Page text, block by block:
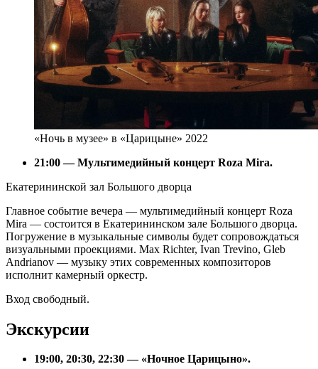
«Ночь в музее» в «Царицыне» 2022
21:00 — Мультимедийный концерт Roza Mira.
Екатерининской зал Большого дворца
Главное событие вечера — мультимедийный концерт Roza
Mira — состоится в Екатерининском зале Большого дворца.
Погружение в музыкальные символы будет сопровождаться
визуальными проекциями. Max Richter, Ivan Trevino, Gleb
Andrianov — музыку этих современных композиторов
исполнит камерный оркестр.
Вход свободный.
Экскурсии
19:00, 20:30, 22:30 — «Ночное Царицыно».